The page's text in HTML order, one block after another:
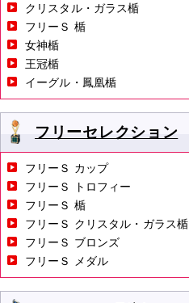
クリスタル・ガラス楯
フリーＳ 楯
女神楯
王冠楯
イーグル・鳳凰楯
フリーセレクション
フリーＳ カップ
フリーＳ トロフィー
フリーＳ 楯
フリーＳ クリスタル・ガラス楯
フリーＳ ブロンズ
フリーＳ メダル